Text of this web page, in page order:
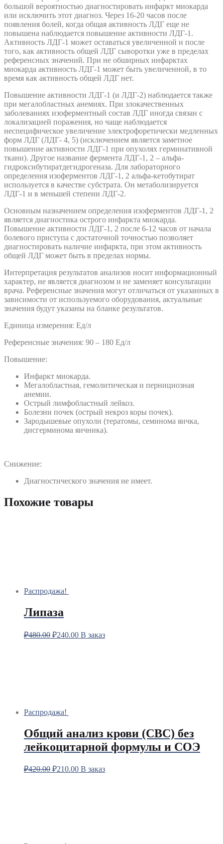
большой вероятностью диагностировать инфаркт миокарда
или исключить этот диагноз. Через 16-20 часов после
появления болей, когда общая активность ЛДГ еще не
повышена наблюдается повышение активности ЛДГ-1.
Активность ЛДГ-1 может оставаться увеличенной и после
того, как активность общей ЛДГ сыворотки уже в пределах
референсных значений. При не обширных инфарктах
миокарда активность ЛДГ-1 может быть увеличенной, в то
время как активность общей ЛДГ нет.
Повышение активности ЛДГ-1 (и ЛДГ-2) наблюдается также
при мегалобластных анемиях. При злокачественных
заболеваниях изоферментный состав ЛДГ иногда связан с
локализацией поражения, но чаще наблюдается
неспецифическое увеличение электрофоретически медленных
форм ЛДГ (ЛДГ- 4, 5) (исключением является заметное
повышение активности ЛДГ-1 при опухолях герминативной
ткани). Другое название фермента ЛДГ-1, 2 – альфа-
гидроксибутиратдегидрогеназа. Для лабораторного
определения изоферментов ЛДГ-1, 2 альфа-кетобутират
используется в качестве субстрата. Он метаболизируется
ЛДГ-1 и в меньшей степени ЛДГ-2.
Основным назначением определения изоферментов ЛДГ-1, 2
является диагностика острого инфаркта миокарда.
Повышение активности ЛДГ-1, 2 после 6-12 часов от начала
болевого приступа с достаточной точностью позволяет
диагностировать наличие инфаркта, при этом активность
общей ЛДГ может быть в пределах нормы.
Интерпретация результатов анализов носит информационный
характер, не является диагнозом и не заменяет консультации
врача. Референсные значения могут отличаться от указанных в
зависимости от используемого оборудования, актуальные
значения будут указаны на бланке результатов.
Единица измерения: Ед/л
Референсные значения: 90 – 180 Ед/л
Повышение:
Инфаркт миокарда.
Мегалобластная, гемолитическая и пернициозная
анемии.
Острый лимфобластный лейкоз.
Болезни почек (острый некроз коры почек).
Зародышевые опухоли (тератомы, семинома яичка,
дисгерминома яичника).
Снижение:
Диагностического значения не имеет.
Похожие товары
Распродажа!
Липаза
₽480.00 ₽240.00 В заказ
Распродажа!
Общий анализ крови (CBC) без
лейкоцитарной формулы и СОЭ
₽420.00 ₽210.00 В заказ